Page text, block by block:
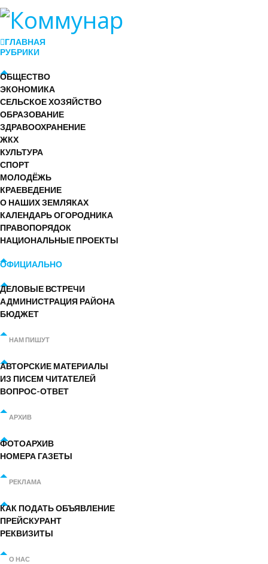
ГЛАВНАЯ
РУБРИКИ
ОБЩЕСТВО
ЭКОНОМИКА
СЕЛЬСКОЕ ХОЗЯЙСТВО
ОБРАЗОВАНИЕ
ЗДРАВООХРАНЕНИЕ
ЖКХ
КУЛЬТУРА
СПОРТ
МОЛОДЁЖЬ
КРАЕВЕДЕНИЕ
О НАШИХ ЗЕМЛЯКАХ
КАЛЕНДАРЬ ОГОРОДНИКА
ПРАВОПОРЯДОК
НАЦИОНАЛЬНЫЕ ПРОЕКТЫ
ОФИЦИАЛЬНО
ДЕЛОВЫЕ ВСТРЕЧИ
АДМИНИСТРАЦИЯ РАЙОНА
БЮДЖЕТ
НАМ ПИШУТ
АВТОРСКИЕ МАТЕРИАЛЫ
ИЗ ПИСЕМ ЧИТАТЕЛЕЙ
ВОПРОС-ОТВЕТ
АРХИВ
ФОТОАРХИВ
НОМЕРА ГАЗЕТЫ
РЕКЛАМА
КАК ПОДАТЬ ОБЪЯВЛЕНИЕ
ПРЕЙСКУРАНТ
РЕКВИЗИТЫ
О НАС